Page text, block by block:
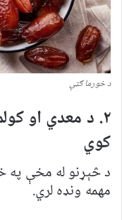
د خورما ګټې
۲. د معدي او
کوي
د څېړنو له مخې په
مهمه ونډه لري.